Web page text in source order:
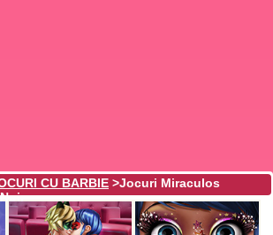
CU BARBIE >Jocuri Miraculos